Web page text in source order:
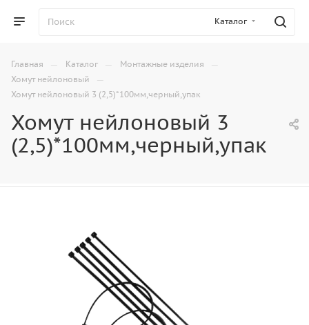
Каталог
Главная — Каталог — Монтажные изделия —
Хомут нейлоновый —
Хомут нейлоновый 3 (2,5)*100мм,черный,упак
Хомут нейлоновый 3
(2,5)*100мм,черный,упак